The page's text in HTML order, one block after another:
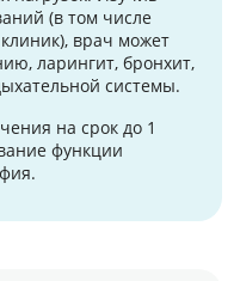
(в том числе
врач может
ларингит, бронхит,
системы.
на срок до 1
функции